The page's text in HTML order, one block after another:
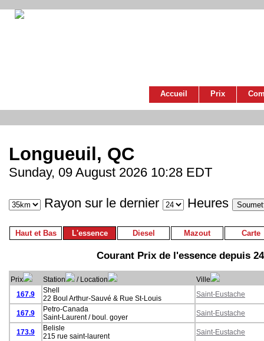
Accueil Prix
Longueuil, QC
Sunday, 09 August 2026 10:28 EDT
Rayon sur le dernier Heures
Haut et Bas L'essence Diesel Mazout Carte
Courant Prix de l'essence depuis
Prix Station / Location
Ville
167.9
Shell
22 Boul Arthur-Sauvé & Rue St-Louis
Saint-Eustache
167.9
Petro-Canada
Saint-Laurent / boul. goyer
Saint-Eustache
173.9
Belisle
215 rue saint-laurent
Saint-Eustache